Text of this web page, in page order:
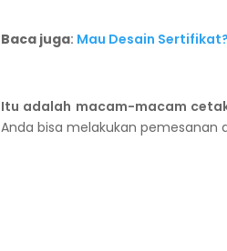
Baca juga: Mau Desain
Itu adalah macam-macam
Anda bisa melakukan pemesanan